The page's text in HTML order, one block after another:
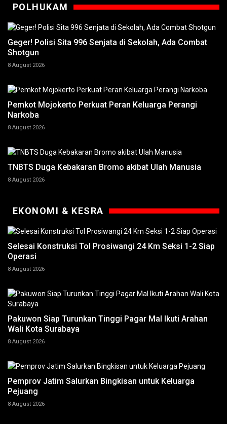
POLHUKAM
Geger! Polisi Sita 996 Senjata di Sekolah, Ada Combat
Shotgun
8 August 2026
Pemkot Mojokerto Perkuat Peran Keluarga Perangi
Narkoba
8 August 2026
TNBTS Duga Kebakaran Bromo akibat Ulah Manusia
8 August 2026
EKONOMI & KESRA
Selesai Konstruksi Tol Prosiwangi 24 Km Seksi 1-2 Siap
Operasi
8 August 2026
Pakuwon Siap Turunkan Tinggi Pagar Mal Ikuti Arahan
Wali Kota Surabaya
8 August 2026
Pemprov Jatim Salurkan Bingkisan untuk Keluarga
Pejuang
8 August 2026